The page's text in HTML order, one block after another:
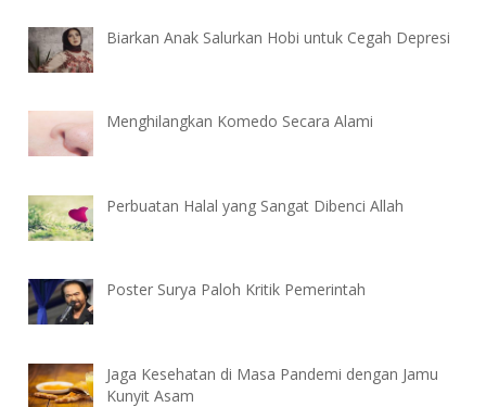
Biarkan Anak Salurkan Hobi untuk Cegah Depresi
Menghilangkan Komedo Secara Alami
Perbuatan Halal yang Sangat Dibenci Allah
Poster Surya Paloh Kritik Pemerintah
Jaga Kesehatan di Masa Pandemi dengan Jamu
Kunyit Asam